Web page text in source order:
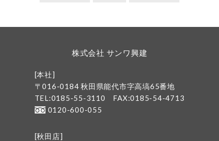
株式会社 サンワ興建
[本社]
〒016-0184 秋田県能代市字高塙65番地
TEL:0185-55-3110
FAX:0185-54-4713
0120-600-055
[秋田店]